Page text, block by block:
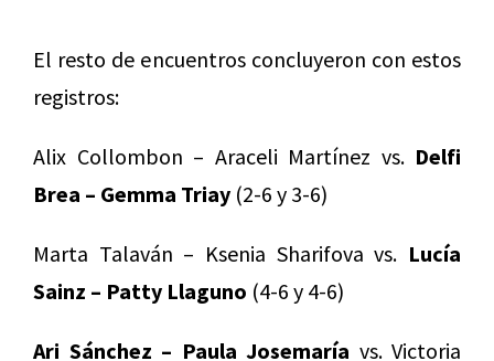
El resto de encuentros concluyeron con estos
registros:
Alix Collombon – Araceli Martínez vs. Delfi
Brea – Gemma Triay (2-6 y 3-6)
Marta Talaván – Ksenia Sharifova vs. Lucía
Sainz – Patty Llaguno (4-6 y 4-6)
Ari Sánchez – Paula Josemaría vs. Victoria